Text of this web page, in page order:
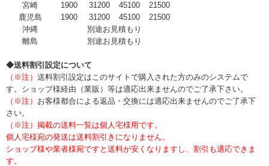
宮崎
1900 31200 45100
21500
鹿児島
1900 31200 45100
21500
沖縄
別途お見積もり
離島
別途お見積もり
◆送料割引設定について
（※注） 送料割引設定はこのサイトで購入された方のみのシステムで
す。ショップ様経由（業販）等は適応出来ませんのでご了承下さい。
（※注） お客様都合による返品・交換には適応出来ませんのでご了承下
さい。
（※注）掲載の送料一覧は個人宅様用です。
個人宅様宛の発送は送料割引きになりません。
ショップ様や業者様宛ですと送料が安くなりますし、割引も適応できま
す。